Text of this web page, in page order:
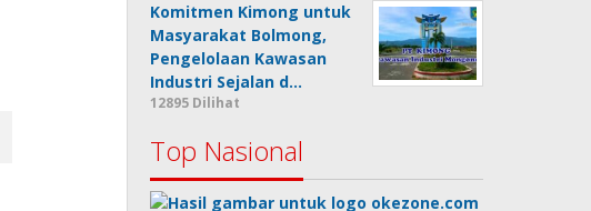
Komitmen Kimong untuk
Masyarakat Bolmong,
Pengelolaan Kawasan
Industri Sejalan d…
12895 Dilihat
Top Nasional